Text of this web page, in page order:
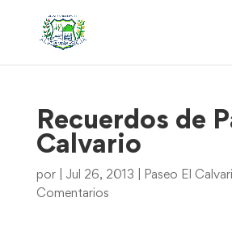
Recuerdos de
Calvario
por Jul 26, 2013 Paseo El
Comentarios